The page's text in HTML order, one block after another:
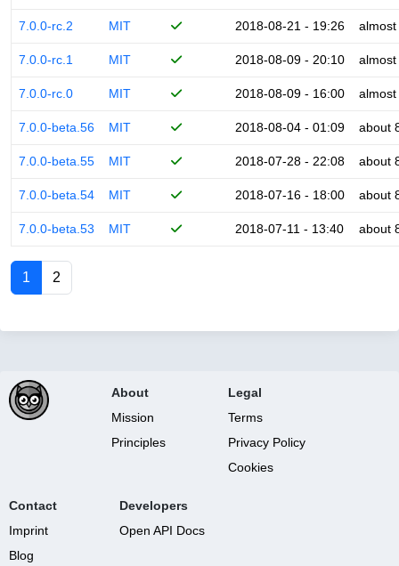
7.0.0-rc.2 MIT 2018-08-21 - 19:26
7.0.0-rc.1 MIT 2018-08-09 - 20:10
7.0.0-rc.0 MIT 2018-08-09 - 16:00
7.0.0-beta.56 MIT 2018-08-04 - 01:09 about
7.0.0-beta.55 MIT 2018-07-28 - 22:08 about
7.0.0-beta.54 MIT 2018-07-16 - 18:00 about
7.0.0-beta.53 MIT 2018-07-11 - 13:40 about
1 2
About
Mission
Principles
Legal
Terms
Privacy Policy
Cookies
Contact
Imprint
Blog
Developers
Open API Docs